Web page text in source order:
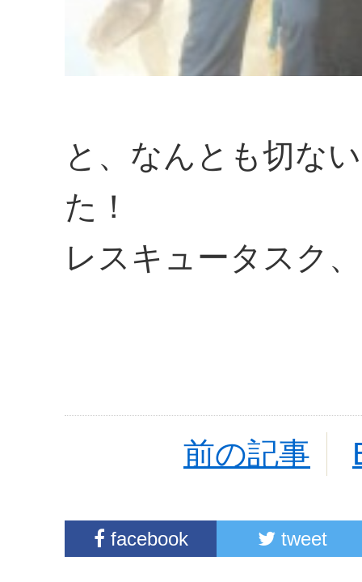
と、なんとも切な
た！
レスキュータスク
前の記事
facebook tweet